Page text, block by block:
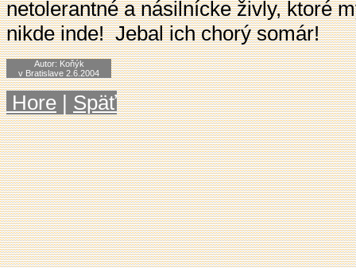
netolerantné a násilnícke živly, ktoré
nikde inde! Jebal ich chorý somár!
Autor: Koňýk
v Bratislave 2.6.2004
Hore | Späť